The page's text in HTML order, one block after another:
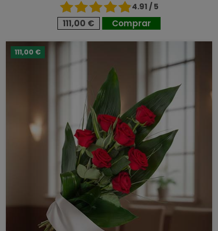
4.91 / 5
111,00 € Comprar
111,00 €